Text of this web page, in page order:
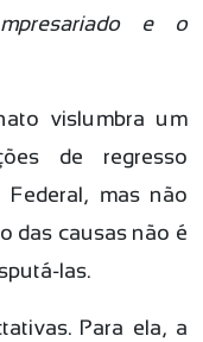
e o
vislumbra um
de regresso
Federal, mas não
das causas não é
las.
Para ela, a